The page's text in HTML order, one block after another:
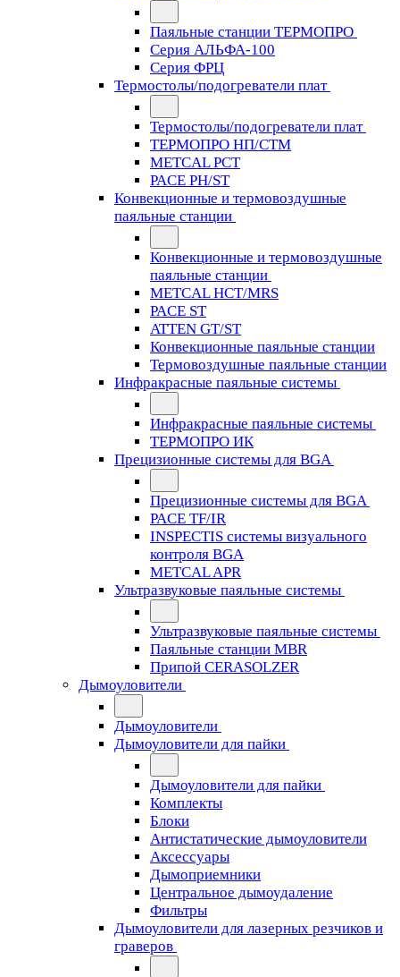
Паяльные станции ТЕРМОПРО
Серия АЛЬФА-100
Серия ФРЦ
Термостолы/подогреватели плат
Термостолы/подогреватели плат
ТЕРМОПРО НП/СТМ
METCAL PCT
PACE PH/ST
Конвекционные и термовоздушные
паяльные станции
Конвекционные и термовоздушные
паяльные станции
METCAL HCT/MRS
PACE ST
ATTEN GT/ST
Конвекционные паяльные станции
Термовоздушные паяльные станции
Инфракрасные паяльные системы
Инфракрасные паяльные системы
ТЕРМОПРО ИК
Прецизионные системы для BGA
Прецизионные системы для BGA
PACE TF/IR
INSPECTIS системы визуального
контроля BGA
METCAL APR
Ультразвуковые паяльные системы
Ультразвуковые паяльные системы
Паяльные станции MBR
Припой CERASOLZER
Дымоуловители
Дымоуловители
Дымоуловители для пайки
Дымоуловители для пайки
Комплекты
Блоки
Антистатические дымоуловители
Аксессуары
Дымоприемники
Центральное дымоудаление
Фильтры
Дымоуловители для лазерных резчиков и
граверов